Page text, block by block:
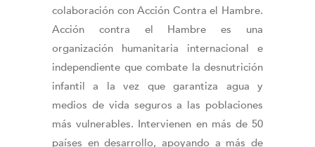
colaboración con Acción Contra el Hambre.
Acción contra el Hambre es una
organización humanitaria internacional e
independiente que combate la desnutrición
infantil a la vez que garantiza agua y
medios de vida seguros a las poblaciones
más vulnerables. Intervienen en más de 50
países en desarrollo, apoyando a más de